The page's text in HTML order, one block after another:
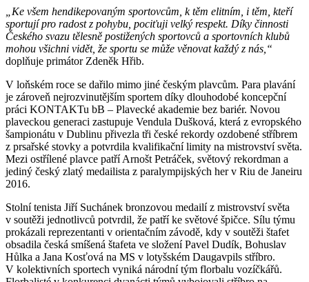
„Ke všem hendikepovaným sportovcům, k těm elitním, i těm, kteří
sportují pro radost z pohybu, pociťuji velký respekt. Díky činnosti
Českého svazu tělesně postižených sportovců a sportovních klubů
mohou všichni vidět, že sportu se může věnovat každý z nás,“
doplňuje primátor Zdeněk Hřib.
V loňském roce se dařilo mimo jiné českým plavcům. Para plavání
je zároveň nejrozvinutějším sportem díky dlouhodobé koncepční
práci KONTAKTu bB – Plavecké akademie bez bariér. Novou
plaveckou generaci zastupuje Vendula Dušková, která z evropského
šampionátu v Dublinu přivezla tři české rekordy ozdobené stříbrem
z prsařské stovky a potvrdila kvalifikační limity na mistrovství světa.
Mezi ostřílené plavce patří Arnošt Petráček, světový rekordman a
jediný český zlatý medailista z paralympijských her v Riu de Janeiru
2016.
Stolní tenista Jiří Suchánek bronzovou medailí z mistrovství světa
v soutěži jednotlivců potvrdil, že patří ke světové špičce. Sílu týmu
prokázali reprezentanti v orientačním závodě, kdy v soutěži štafet
obsadila česká smíšená štafeta ve složení Pavel Dudík, Bohuslav
Hůlka a Jana Kosťová na MS v lotyšském Daugavpils stříbro.
V kolektivních sportech vyniká národní tým florbalu vozíčkářů.